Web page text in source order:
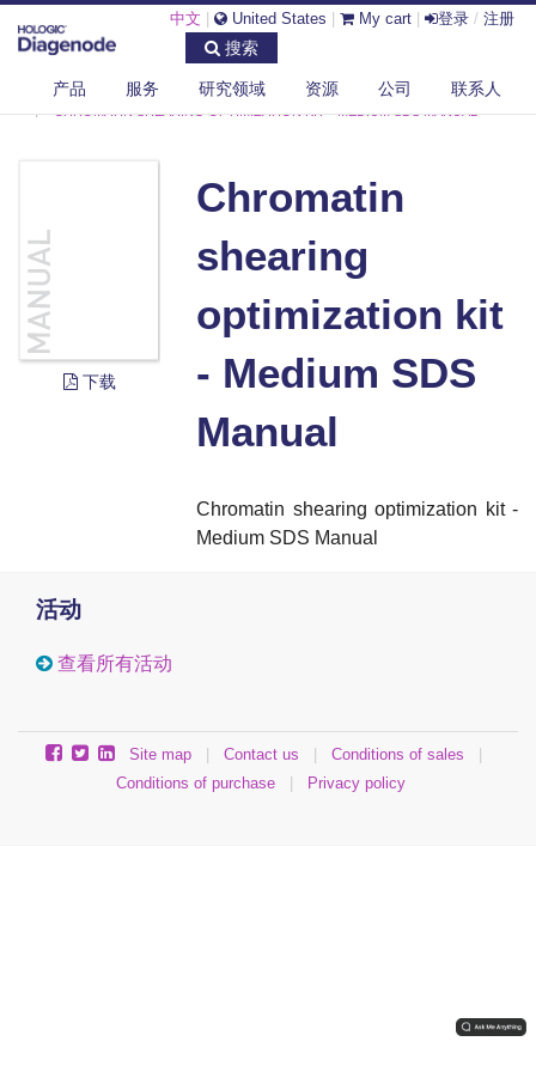
中文 United States My cart 登录 / 注册
搜索
产品 服务 研究领域 资源 公司 联系人
DIAGENODE.COM
DOCUMENTS
CHROMATIN SHEARING OPTIMIZATION KIT - MEDIUM SDS MANUAL
下载
Chromatin
shearing
optimization kit
- Medium SDS
Manual
Chromatin shearing optimization kit -
Medium SDS Manual
活动
查看所有活动
Site map Contact us Conditions of sales
Conditions of purchase
Privacy policy